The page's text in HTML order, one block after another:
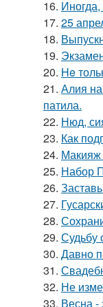
16. Иногда,
17. 25
18.
19.
20. He
21. Алия
патила.
22. Нюд,
23. Как
24. Макияж
25. Набор
26.
27.
28.
29. Судьбу
30. Давно
31.
32. Не
33. Весна -